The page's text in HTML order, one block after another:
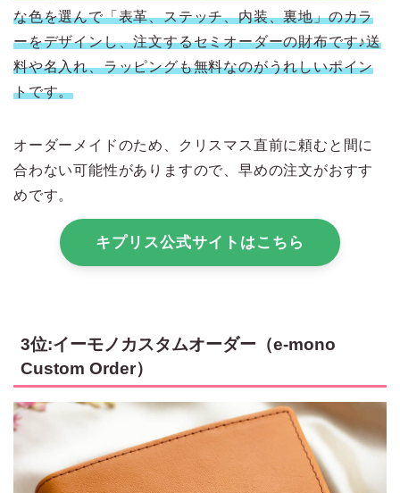
な色を選んで「表革、ステッチ、内装、裏地」のカラ
ーをデザインし、注文するセミオーダーの財布です♪送
料や名入れ、ラッピングも無料なのがうれしいポイン
トです。
オーダーメイドのため、クリスマス直前に頼むと間に
合わない可能性がありますので、早めの注文がおすす
めです。
キプリス公式サイトはこちら
3位:イーモノカスタムオーダー（e-mono
Custom Order）